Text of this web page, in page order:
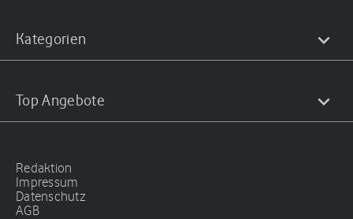
Kategorien
Top Angebote
Redaktion
Impressum
Datenschutz
AGB